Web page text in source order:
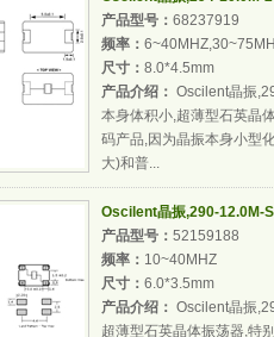
产品型号： 68237919
频率：
尺寸： 8.0*4.5mm
产品介绍： Oscilent晶振
本身体积小,超薄型石英晶
码产品,因为晶振本身小型
大)和普...
Oscilent晶振,290-12.0M-
产品型号： 52159188
频率： 10~40MHZ
尺寸： 6.0*3.5mm
产品介绍： Oscilent晶振
超薄型石英晶体振荡器,特